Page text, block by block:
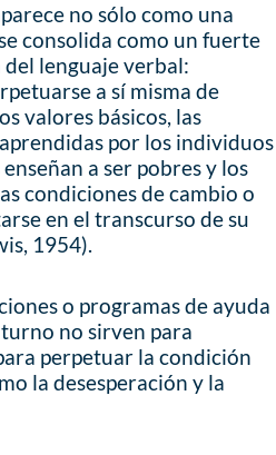
no sólo como una
consolida como un fuerte
del lenguaje verbal:
a sí misma de
valores básicos, las
por los individuos
a ser pobres y los
condiciones de cambio o
en el transcurso de su
1954).
o programas de ayuda
no sirven para
perpetuar la condición
la desesperación y la